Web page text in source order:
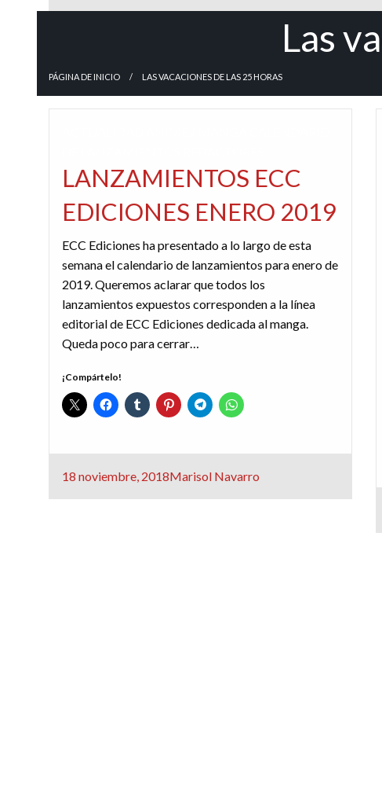
Las
PÁGINA DE INICIO LAS VACACIONES DE LAS 25 HORAS
LANZAMIENTOS ECC
EDICIONES ENERO 2019
ECC Ediciones ha presentado a lo largo de esta
semana el calendario de lanzamientos para enero de
2019. Queremos aclarar que todos los
lanzamientos expuestos corresponden a la línea
editorial de ECC Ediciones dedicada al manga.
Queda poco para cerrar…
¡Compártelo!
Publicado
18 noviembre, 2018Marisol Navarro